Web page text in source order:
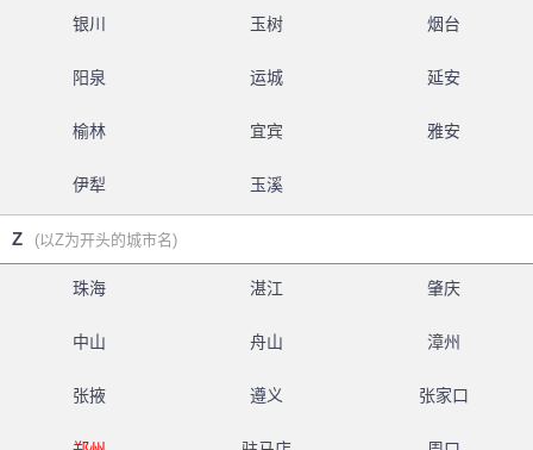
银川 玉树 烟台
阳泉 运城 延安
榆林 宜宾 雅安
伊犁 玉溪
Z (以Z为开头的城市名)
珠海 湛江 肇庆
中山 舟山 漳州
张掖 遵义 张家口